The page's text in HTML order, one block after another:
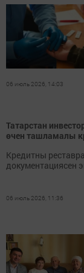
06 июль 2026, 14:03
Татарстан
өчен ташламалы
Кредитны
документациясен
06 июль 2026, 11:36